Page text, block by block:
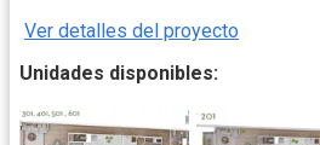
distribución funcional en cada nivel,
excelente iluminación y ventilación natural. Cada
inmobiliaria cuenta con sala comedor,
con zonas de BBQ, opciones de cocina
muebles altos, bajos y tableros de
Ver detalles del proyecto
Unidades disponibles: